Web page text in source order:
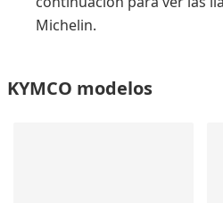
Michelin.
KYMCO modelos